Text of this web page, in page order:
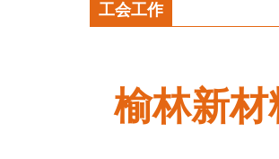
工会工作
榆林新材